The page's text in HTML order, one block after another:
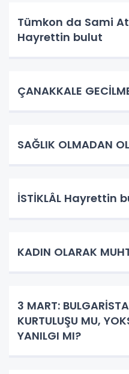
Tümkon da Sami
Hayrettin bulut
SAĞLIK OLMADAN
İSTİKLÂL
KADIN OLARAK
3 MART:
KURTULUŞU MU,
YANILGI MI?